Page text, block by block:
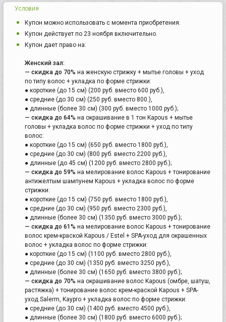
Условия
Купон можно использовать с момента приобретения.
Купон действует по 23 ноября включительно.
Купон дает право на:
Женский зал:
— скидка до 70% на женскую стрижку + мытье головы + уход
по типу волос + укладка по форме стрижки:
● короткие (до 15 см) (200 руб. вместо 600 руб.),
● средние (до 30 см) (250 руб. вместо 800.),
● длинные (более 30 см) (300 руб. вместо 1000 руб.);
— скидка до 64% на окрашивание в 1 тон Kapous + мытье
головы + укладка волос по форме стрижки + уход по типу
волос:
● короткие (до 15 см) (650 руб. вместо 1800 руб.),
● средние (до 30 см) (800 руб. вместо 2200 руб.),
● длинные (до 45 см) (1200 руб. вместо 2800 руб.);
— скидка до 59% на мелирование волос Kapous + тонирование
антижелтым шампунем Kapous + укладка волос по форме
стрижки:
● короткие (до 15 см) (750 руб. вместо 1800 руб.),
● средние (до 30 см) (950 руб. вместо 2300 руб.),
● длинные (более 30 см) (1350 руб. вместо 3000 руб.);
— скидка до 61% на мелирование волос Kapous + тонирование
волос крем-краской Kapous / Estel + SPA-уход для окрашенных
волос + укладка волос по форме стрижки:
● короткие (до 15 см) (1100 руб. вместо 2800 руб.),
● средние (до 30 см) (1350 руб. вместо 3250 руб.),
● длинные (более 30 см) (1650 руб. вместо 3800 руб.);
— скидка до 70% на окрашивание волос Kapous (омбре, шатуш,
растяжка) + тонирование волос крем-краской Kapous + SPA-
уход Salerm, Kaypro + укладка волос по форме стрижки:
● средние (до 30 см) (1400 руб. вместо 4500 руб.),
● длинные (более 30 см) (1800 руб. вместо 6000 руб.);